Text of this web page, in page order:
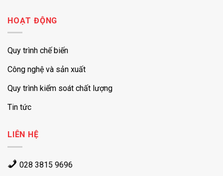
HOẠT ĐỘNG
Quy trình chế biến
Công nghệ và sản xuất
Quy trình kiểm soát chất lượng
Tin tức
LIÊN HỆ
028 3815 9696